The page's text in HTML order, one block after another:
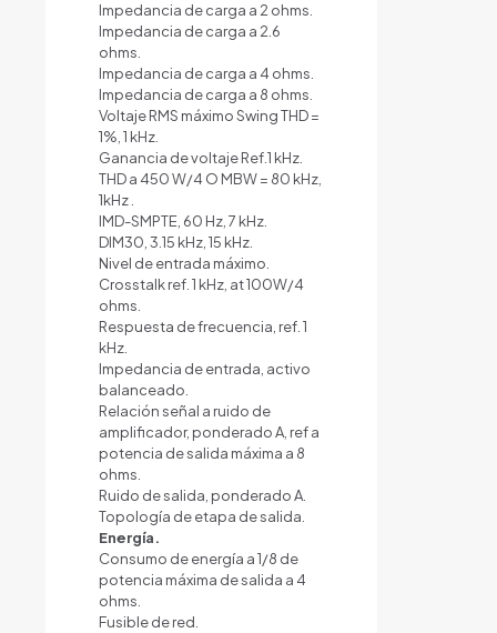
Impedancia de carga a 2 ohms.
Impedancia de carga a 2.6
ohms.
Impedancia de carga a 4 ohms.
Impedancia de carga a 8 ohms.
Voltaje RMS máximo Swing THD =
1%, 1 kHz.
Ganancia de voltaje Ref.1 kHz.
THD a 450 W/4 O MBW = 80 kHz,
1kHz .
IMD-SMPTE, 60 Hz, 7 kHz.
DIM30, 3.15 kHz, 15 kHz.
Nivel de entrada máximo.
Crosstalk ref. 1 kHz, at 100W/4
ohms.
Respuesta de frecuencia, ref. 1
kHz.
Impedancia de entrada, activo
balanceado.
Relación señal a ruido de
amplificador, ponderado A, ref a
potencia de salida máxima a 8
ohms.
Ruido de salida, ponderado A.
Topología de etapa de salida.
Energía.
Consumo de energía a 1/8 de
potencia máxima de salida a 4
ohms.
Fusible de red.